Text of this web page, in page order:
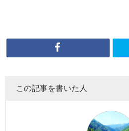
この記事を書いた人